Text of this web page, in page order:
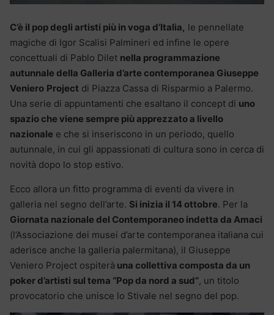
C’è il pop degli artisti più in voga d’Italia, le pennellate
magiche di Igor Scalisi Palmineri ed infine le opere
concettuali di Pablo Dilet nella programmazione
autunnale della Galleria d’arte contemporanea Giuseppe
Veniero Project di Piazza Cassa di Risparmio a Palermo.
Una serie di appuntamenti che esaltano il concept di uno
spazio che viene sempre più apprezzato a livello
nazionale e che si inseriscono in un periodo, quello
autunnale, in cui gli appassionati di cultura sono in cerca di
novità dopo lo stop estivo.
Ecco allora un fitto programma di eventi da vivere in
galleria nel segno dell’arte. Si inizia il 14 ottobre. Per la
Giornata nazionale del Contemporaneo indetta da Amaci
(l’Associazione dei musei d’arte contemporanea italiana cui
aderisce anche la galleria palermitana), il Giuseppe
Veniero Project ospiterà una collettiva composta da un
poker d’artisti sul tema “Pop da nord a sud”, un titolo
provocatorio che unisce lo Stivale nel segno del pop.